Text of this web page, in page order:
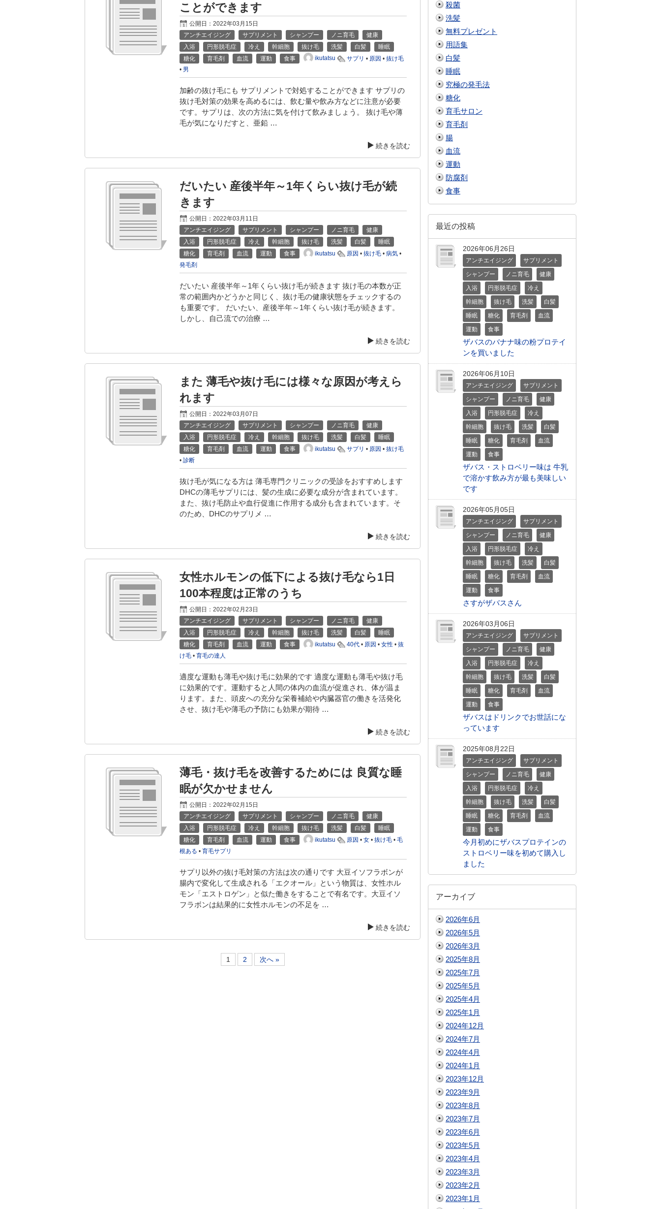
ことができます
公開日：2022年03月15日
アンチエイジング
サプリメント シャンプー ノニ育毛
健康
入浴
円形脱毛症 冷え 幹細胞 抜け毛 洗髪 白髪
睡眠
糖化
育毛剤 血流 運動 食事 ikutatsu サプリ • 原因 •抜け毛
• 男
加齢の抜け毛にも サプリメントで対処することができます サプリの
抜け毛対策の効果を高めるには、飲む量や飲み方などに注意が必要
です。サプリは、次の方法に気を付けて飲みましょう。 抜け毛や薄
毛が気になりだすと、亜鉛 …
続きを読む
だいたい 産後半年～1年くらい抜け毛が続
きます
公開日：2022年03月11日
アンチエイジング
サプリメント シャンプー ノニ育毛
健康
入浴
円形脱毛症 冷え 幹細胞 抜け毛 洗髪 白髪
睡眠
糖化
育毛剤 血流 運動 食事 ikutatsu 原因 •抜け毛 •病気 •
発毛剤
だいたい 産後半年～1年くらい抜け毛が続きます 抜け毛の本数が正
常の範囲内かどうかと同じく、抜け毛の健康状態をチェックするの
も重要です。 だいたい、産後半年～1年くらい抜け毛が続きます。
しかし、自己流での治療 …
続きを読む
また 薄毛や抜け毛には様々な原因が考えら
れます
公開日：2022年03月07日
アンチエイジング
サプリメント シャンプー ノニ育毛
健康
入浴
円形脱毛症 冷え 幹細胞 抜け毛 洗髪 白髪
睡眠
糖化
育毛剤 血流 運動 食事 ikutatsu サプリ • 原因 •抜け毛
•診断
抜け毛が気になる方は 薄毛専門クリニックの受診をおすすめします
DHCの薄毛サプリには、髪の生成に必要な成分が含まれています。
また、抜け毛防止や血行促進に作用する成分も含まれています。そ
のため、DHCのサプリメ …
続きを読む
女性ホルモンの低下による抜け毛なら1日
100本程度は正常のうち
公開日：2022年02月23日
アンチエイジング
サプリメント シャンプー ノニ育毛
健康
入浴
円形脱毛症 冷え 幹細胞 抜け毛 洗髪 白髪
睡眠
糖化
育毛剤 血流 運動 食事 ikutatsu 40代 • 原因 •女性 •抜
け毛 •育毛の達人
適度な運動も薄毛や抜け毛に効果的です 適度な運動も薄毛や抜け毛
に効果的です。運動すると人間の体内の血流が促進され、体が温ま
ります。また、頭皮への充分な栄養補給や内臓器官の働きを活発化
させ、抜け毛や薄毛の予防にも効果が期待 …
続きを読む
薄毛・抜け毛を改善するためには 良質な睡
眠が欠かせません
公開日：2022年02月15日
アンチエイジング
サプリメント シャンプー ノニ育毛
健康
入浴
円形脱毛症 冷え 幹細胞 抜け毛 洗髪 白髪
睡眠
糖化
育毛剤 血流 運動 食事 ikutatsu 原因 •女 •抜け毛 •毛
根ある •育毛サプリ
サプリ以外の抜け毛対策の方法は次の通りです 大豆イソフラボンが
腸内で変化して生成される「エクオール」という物質は、女性ホル
モン「エストロゲン」と似た働きをすることで有名です。大豆イソ
フラボンは結果的に女性ホルモンの不足を …
続きを読む
1 2 次へ »
殺菌
洗髪
無料プレゼント
用語集
白髪
睡眠
究極の発毛法
糖化
育毛サロン
育毛剤
腸
血流
運動
防腐剤
食事
最近の投稿
2026年06月26日
アンチエイジング
サプリメント
シャンプー
ノニ育毛
健康
入浴
円形脱毛症
冷え
幹細胞
抜け毛 洗髪
白髪
睡眠
糖化 育毛剤
血流
運動
食事
ザバスのバナナ味の粉プロテイ
ンを買いました
2026年06月10日
アンチエイジング
サプリメント
シャンプー
ノニ育毛
健康
入浴
円形脱毛症
冷え
幹細胞
抜け毛 洗髪
白髪
睡眠
糖化 育毛剤
血流
運動
食事
ザバス・ストロベリー味は 牛乳
で溶かす飲み方が最も美味しい
です
2026年05月05日
アンチエイジング
サプリメント
シャンプー
ノニ育毛
健康
入浴
円形脱毛症
冷え
幹細胞
抜け毛 洗髪
白髪
睡眠
糖化 育毛剤
血流
運動
食事
さすがザバスさん
2026年03月06日
アンチエイジング
サプリメント
シャンプー
ノニ育毛
健康
入浴
円形脱毛症
冷え
幹細胞
抜け毛 洗髪
白髪
睡眠
糖化 育毛剤
血流
運動
食事
ザバスはドリンクでお世話にな
っています
2025年08月22日
アンチエイジング
サプリメント
シャンプー
ノニ育毛
健康
入浴
円形脱毛症
冷え
幹細胞
抜け毛 洗髪
白髪
睡眠
糖化 育毛剤
血流
運動
食事
今月初めにザバスプロテインの
ストロベリー味を初めて購入し
ました
アーカイブ
2026年6月
2026年5月
2026年3月
2025年8月
2025年7月
2025年5月
2025年4月
2025年1月
2024年12月
2024年7月
2024年4月
2024年1月
2023年12月
2023年9月
2023年8月
2023年7月
2023年6月
2023年5月
2023年4月
2023年3月
2023年2月
2023年1月